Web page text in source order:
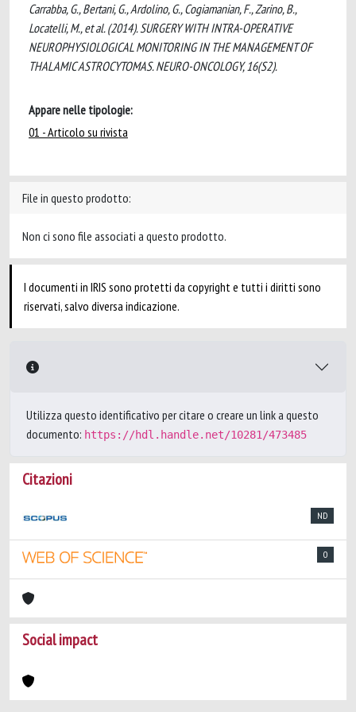
Carrabba, G., Bertani, G., Ardolino, G., Cogiamanian, F., Zarino, B.,
Locatelli, M., et al. (2014). SURGERY WITH INTRA-OPERATIVE
NEUROPHYSIOLOGICAL MONITORING IN THE MANAGEMENT OF
THALAMIC ASTROCYTOMAS. NEURO-ONCOLOGY, 16(S2).
Appare nelle tipologie:
01 - Articolo su rivista
File in questo prodotto:
Non ci sono file associati a questo prodotto.
I documenti in IRIS sono protetti da copyright e tutti i diritti sono
riservati, salvo diversa indicazione.
Utilizza questo identificativo per citare o creare un link a questo
documento: https://hdl.handle.net/10281/473485
Citazioni
ND
0
Social impact